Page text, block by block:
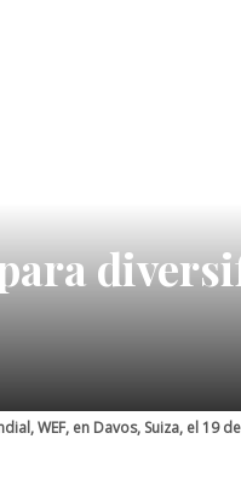
WEF, en Davos, Suiza, el 19